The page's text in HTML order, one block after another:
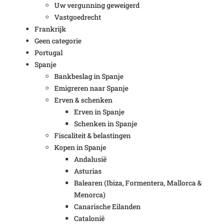
Uw vergunning geweigerd
Vastgoedrecht
Frankrijk
Geen categorie
Portugal
Spanje
Bankbeslag in Spanje
Emigreren naar Spanje
Erven & schenken
Erven in Spanje
Schenken in Spanje
Fiscaliteit & belastingen
Kopen in Spanje
Andalusië
Asturias
Balearen (Ibiza, Formentera, Mallorca &
Menorca)
Canarische Eilanden
Catalonië